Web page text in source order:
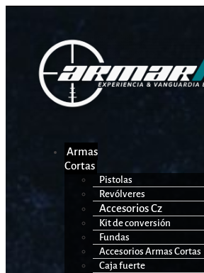
Armas
Cortas
Pistolas
Revólveres
Accesorios Cz
Kit de conversión
Fundas
Accesorios Armas Cortas
Caja fuerte